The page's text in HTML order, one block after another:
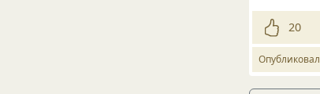
20
Опубликовал